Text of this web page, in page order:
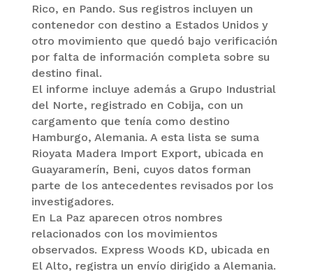
Rico, en Pando. Sus registros incluyen un
contenedor con destino a Estados Unidos y
otro movimiento que quedó bajo verificación
por falta de información completa sobre su
destino final.
El informe incluye además a Grupo Industrial
del Norte, registrado en Cobija, con un
cargamento que tenía como destino
Hamburgo, Alemania. A esta lista se suma
Rioyata Madera Import Export, ubicada en
Guayaramerín, Beni, cuyos datos forman
parte de los antecedentes revisados por los
investigadores.
En La Paz aparecen otros nombres
relacionados con los movimientos
observados. Express Woods KD, ubicada en
El Alto, registra un envío dirigido a Alemania.